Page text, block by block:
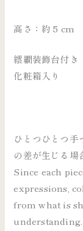
高さ：約 5 cm
繧繝装飾台付き
化粧箱入り
ひとつひとつ
の差が生じる場
Since each
expressions,
from what is
understanding.